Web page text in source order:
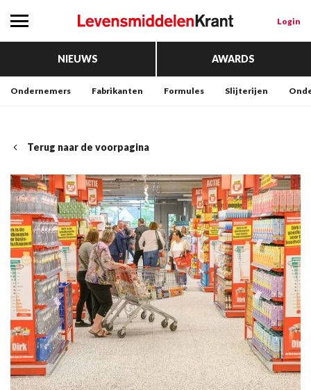
Login
NIEUWS AWARDS
Ondernemers Fabrikanten Formules Slijterijen
Terug naar de voorpagina